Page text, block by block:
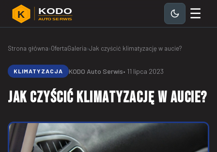
K KODO
AUTO SERWIS ☰
Strona główna›OfertaGaleria›Jak czyścić klimatyzację w aucie?
KLIMATYZACJA KODO Auto Serwis• 11 lipca 2023
Jak czyścić klimatyzację w aucie?